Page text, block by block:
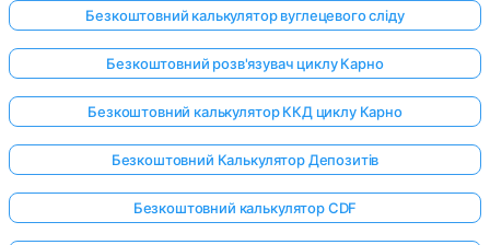
Безкоштовний калькулятор вуглецевого сліду
Безкоштовний розв'язувач циклу Карно
Безкоштовний калькулятор ККД циклу Карно
Безкоштовний Калькулятор Депозитів
Безкоштовний калькулятор CDF